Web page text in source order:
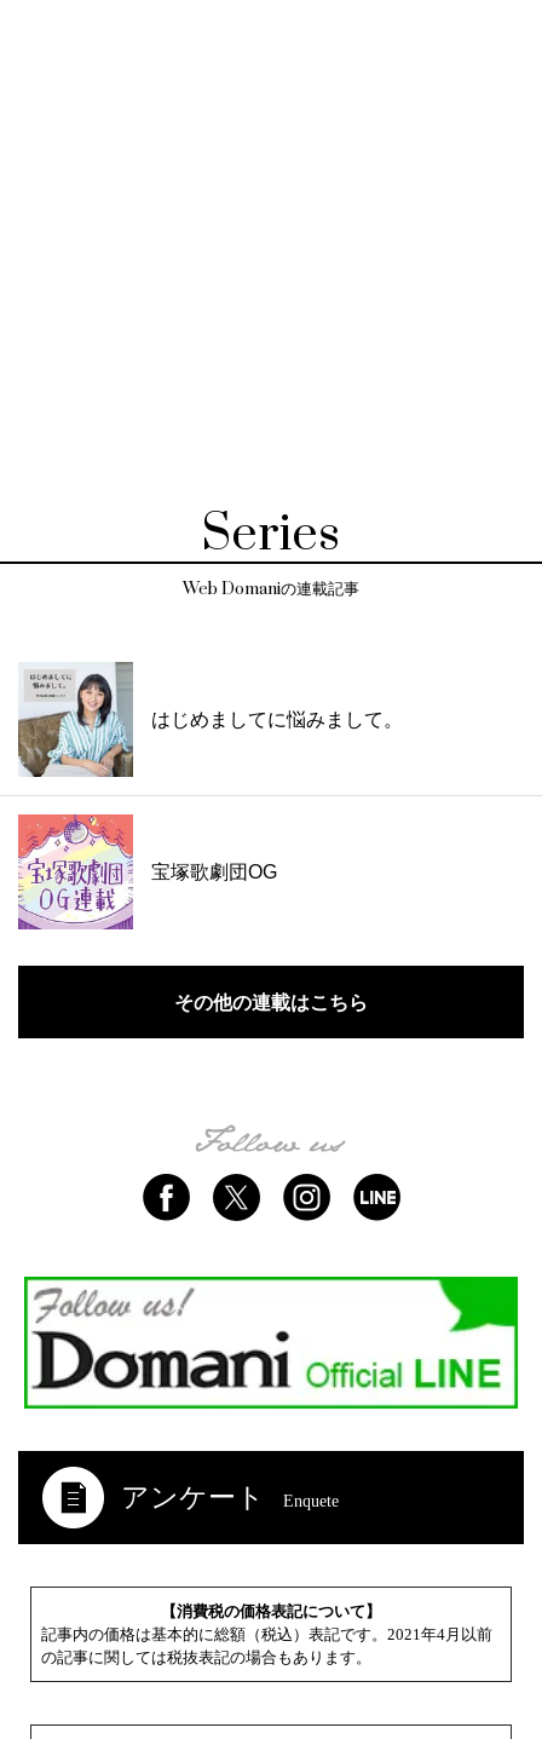
Series
Web Domaniの連載記事
はじめましてに悩みまして。
宝塚歌劇団OG
その他の連載はこちら
アンケート Enquete
【消費税の価格表記について】
記事内の価格は基本的に総額（税込）表記です。2021年4月以前
の記事に関しては税抜表記の場合もあります。